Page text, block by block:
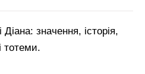
значення, історія,
тотеми.